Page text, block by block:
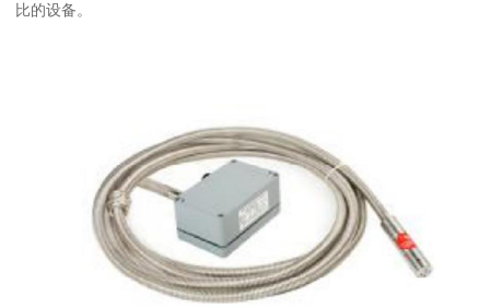
比的设备。